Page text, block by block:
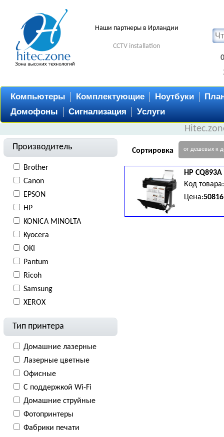
Наши партнеры в Ирландии
CCTV installation
Компьютеры Комплектующие Ноутбуки
Домофоны
Сигнализация Услуги
Производитель
Brother
Canon
EPSON
HP
KONICA MINOLTA
Kyocera
OKI
Pantum
Ricoh
Samsung
XEROX
Тип принтера
Домашние лазерные
Лазерные цветные
Офисные
С поддержкой Wi-Fi
Домашние струйные
Фотопринтеры
Фабрики печати
Сортировка от дешевых к
HP CQ893A
Код
Цена: